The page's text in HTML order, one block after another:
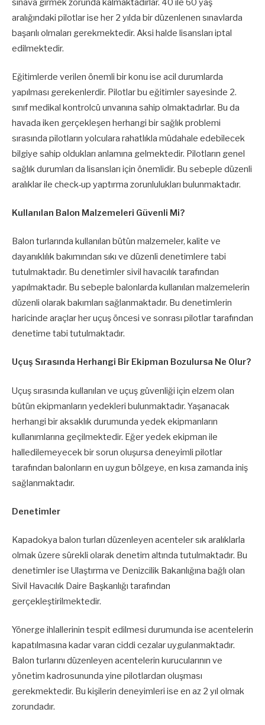
sınava girmek zorunda kalmaktadırlar. 40 ile 60 yaş
aralığındaki pilotlar ise her 2 yılda bir düzenlenen sınavlarda
başarılı olmaları gerekmektedir. Aksi halde lisansları iptal
edilmektedir.
Eğitimlerde verilen önemli bir konu ise acil durumlarda
yapılması gerekenlerdir. Pilotlar bu eğitimler sayesinde 2.
sınıf medikal kontrolcü unvanına sahip olmaktadırlar. Bu da
havada iken gerçekleşen herhangi bir sağlık problemi
sırasında pilotların yolculara rahatlıkla müdahale edebilecek
bilgiye sahip oldukları anlamına gelmektedir. Pilotların genel
sağlık durumları da lisansları için önemlidir. Bu sebeple düzenli
aralıklar ile check-up yaptırma zorunlulukları bulunmaktadır.
Kullanılan Balon Malzemeleri Güvenli Mi?
Balon turlarında kullanılan bütün malzemeler, kalite ve
dayanıklılık bakımından sıkı ve düzenli denetimlere tabi
tutulmaktadır. Bu denetimler sivil havacılık tarafından
yapılmaktadır. Bu sebeple balonlarda kullanılan malzemelerin
düzenli olarak bakımları sağlanmaktadır. Bu denetimlerin
haricinde araçlar her uçuş öncesi ve sonrası pilotlar tarafından
denetime tabi tutulmaktadır.
Uçuş Sırasında Herhangi Bir Ekipman Bozulursa Ne Olur?
Uçuş sırasında kullanılan ve uçuş güvenliği için elzem olan
bütün ekipmanların yedekleri bulunmaktadır. Yaşanacak
herhangi bir aksaklık durumunda yedek ekipmanların
kullanımlarına geçilmektedir. Eğer yedek ekipman ile
halledilemeyecek bir sorun oluşursa deneyimli pilotlar
tarafından balonların en uygun bölgeye, en kısa zamanda iniş
sağlanmaktadır.
Denetimler
Kapadokya balon turları düzenleyen acenteler sık aralıklarla
olmak üzere sürekli olarak denetim altında tutulmaktadır. Bu
denetimler ise Ulaştırma ve Denizcilik Bakanlığına bağlı olan
Sivil Havacılık Daire Başkanlığı tarafından
gerçekleştirilmektedir.
Yönerge ihlallerinin tespit edilmesi durumunda ise acentelerin
kapatılmasına kadar varan ciddi cezalar uygulanmaktadır.
Balon turlarını düzenleyen acentelerin kurucularının ve
yönetim kadrosununda yine pilotlardan oluşması
gerekmektedir. Bu kişilerin deneyimleri ise en az 2 yıl olmak
zorundadır.